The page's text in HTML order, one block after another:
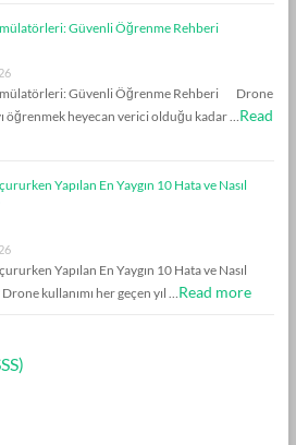
Güvenli Öğrenme Rehberi
Güvenli Öğrenme Rehberi Drone
öğrenmek heyecan verici olduğu kadar …Read
Yapılan En Yaygın 10 Hata ve Nasıl
Yapılan En Yaygın 10 Hata ve Nasıl
kullanımı her geçen yıl …Read more